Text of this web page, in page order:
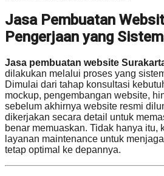
Jasa Pembuatan
Pengerjaan yang
Jasa pembuatan website
dilakukan melalui proses yang
Dimulai dari tahap konsultasi
mockup, pengembangan website,
sebelum akhirnya website resmi
dikerjakan secara detail untuk
benar memuaskan. Tidak hanya itu,
layanan maintenance untuk
tetap optimal ke depannya.